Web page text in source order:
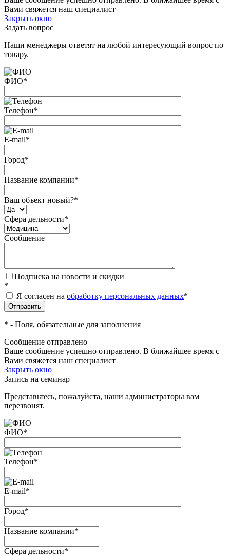
Вами свяжется наш специалист
Закрыть окно
Задать вопрос
Наши менеджеры ответят на любой интересующий вопрос по
товару.
ФИО*
Телефон*
E-mail*
Город*
Название компании*
Ваш объект новый?*
Сфера дельности*
Сообщение
Подписка на новости и скидки
*
Я согласен на обработку персональных данных*
* - Поля, обязательные для заполнения
Сообщение отправлено
Ваше сообщение успешно отправлено. В ближайшее время с
Вами свяжется наш специалист
Закрыть окно
Запись на семинар
Представьтесь, пожалуйста, наши администраторы вам
перезвонят.
ФИО*
Телефон*
E-mail*
Город*
Название компании*
Сфера дельности*